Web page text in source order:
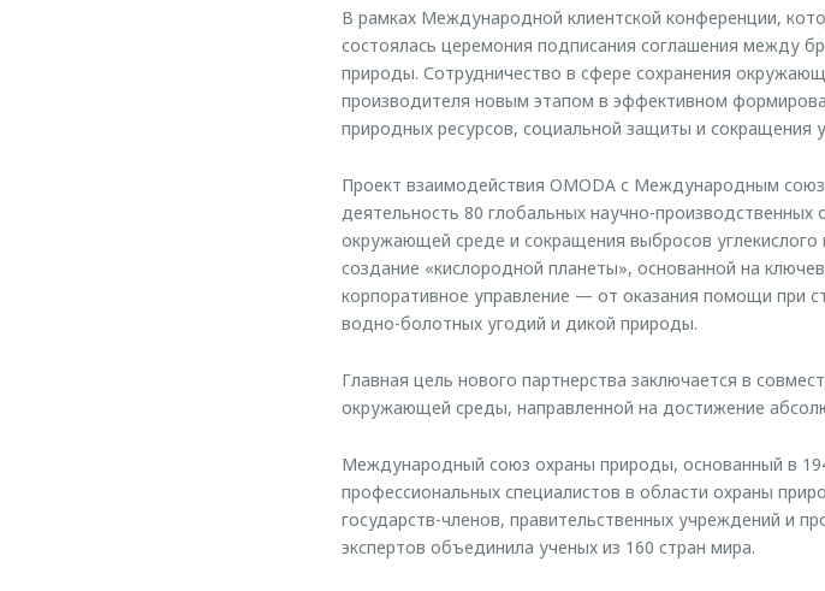
В рамках Международной клиентской конференции,
состоялась церемония подписания соглашения между
природы. Сотрудничество в сфере сохранения
производителя новым этапом в эффективном
природных ресурсов, социальной защиты и сокращения
Проект взаимодействия OMODA с Международным
деятельность 80 глобальных научно-
окружающей среде и сокращения выбросов углекислого
создание «кислородной планеты», основанной на
корпоративное управление — от оказания помощи при
водно-болотных угодий и дикой природы.
Главная цель нового партнерства заключается в
окружающей среды, направленной на достижение
Международный союз охраны природы, основанный в
профессиональных специалистов в области охраны
государств-членов, правительственных учреждений и
экспертов объединила ученых из 160 стран мира.